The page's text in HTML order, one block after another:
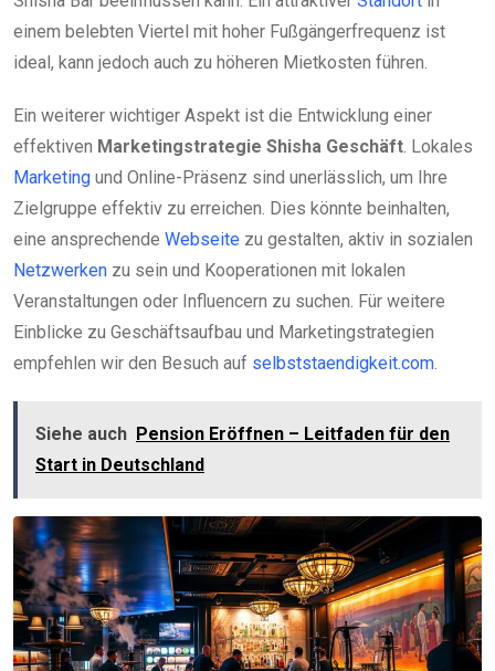
einem belebten Viertel mit hoher Fußgängerfrequenz ist
ideal, kann jedoch auch zu höheren Mietkosten führen.
Ein weiterer wichtiger Aspekt ist die Entwicklung einer
effektiven Marketingstrategie Shisha Geschäft. Lokales
Marketing und Online-Präsenz sind unerlässlich, um Ihre
Zielgruppe effektiv zu erreichen. Dies könnte beinhalten,
eine ansprechende Webseite zu gestalten, aktiv in sozialen
Netzwerken zu sein und Kooperationen mit lokalen
Veranstaltungen oder Influencern zu suchen. Für weitere
Einblicke zu Geschäftsaufbau und Marketingstrategien
empfehlen wir den Besuch auf selbststaendigkeit.com.
Siehe auch Pension Eröffnen – Leitfaden für den
Start in Deutschland